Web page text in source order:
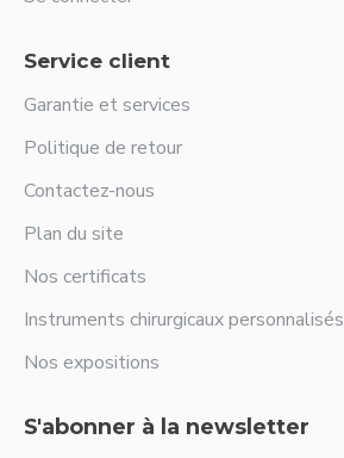
Service client
Garantie et services
Politique de retour
Contactez-nous
Plan du site
Nos certificats
Instruments chirurgicaux personnalisés
Nos expositions
S'abonner à la newsletter